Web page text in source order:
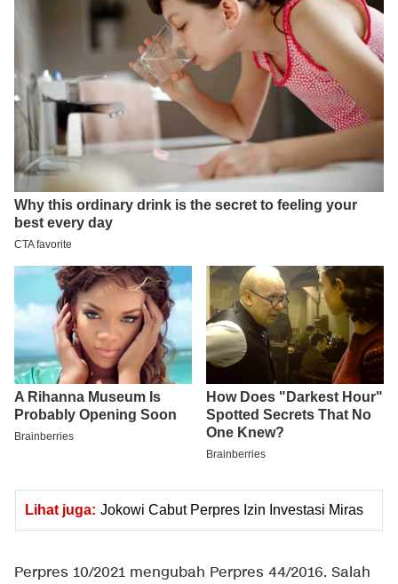
Lihat juga: Jokowi Cabut Perpres Izin Investasi Miras
Perpres 10/2021 mengubah Perpres 44/2016. Salah